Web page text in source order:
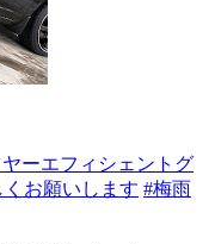
ーエフィシェントグ
お願いします #梅雨